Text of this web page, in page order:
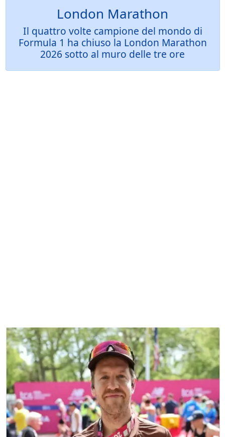
London Marathon
Il quattro volte campione del mondo di
Formula 1 ha chiuso la London Marathon
2026 sotto al muro delle tre ore